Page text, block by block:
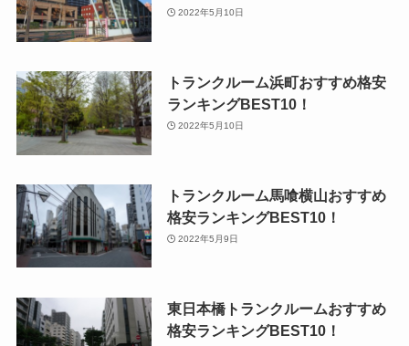
2022年5月10日
トランクルーム浜町おすすめ格安
ランキングBEST10！
2022年5月10日
トランクルーム馬喰横山おすすめ
格安ランキングBEST10！
2022年5月9日
東日本橋トランクルームおすすめ
格安ランキングBEST10！